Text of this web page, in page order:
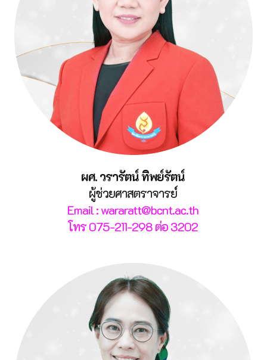
ผศ. วรารัตน์ ทิพย์รัตน์
ผู้ช่วยศาสตราจารย์
Email : wararatt@bcnt.ac.th
โทร 075-211-298 ต่อ 3202